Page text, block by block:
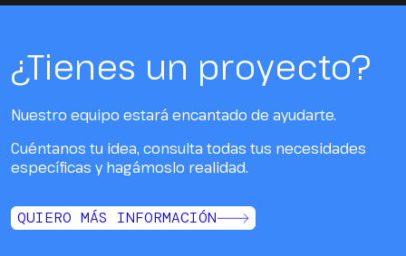
¿Tienes un proyecto?
Nuestro equipo estará encantado de ayudarte.
Cuéntanos tu idea, consulta todas tus necesidades
específicas y hagámoslo realidad.
QUIERO MÁS INFORMACIÓN